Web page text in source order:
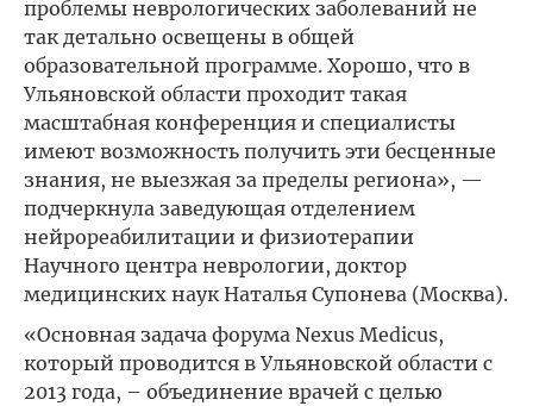
проблемы неврологических заболеваний не
так детально освещены в общей
образовательной программе. Хорошо, что в
Ульяновской области проходит такая
масштабная конференция и специалисты
имеют возможность получить эти бесценные
знания, не выезжая за пределы региона», —
подчеркнула заведующая отделением
нейрореабилитации и физиотерапии
Научного центра неврологии, доктор
медицинских наук Наталья Супонева (Москва).
«Основная задача форума Nexus Medicus,
который проводится в Ульяновской области с
2013 года, – объединение врачей с целью